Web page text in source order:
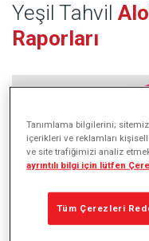
Yeşil Tahvil
Raporları
Tanımlama bilgilerini;
içerikleri ve reklamları
ve site trafiğimizi analiz
ayrıntılı bilgi için lütfen
Tüm Çerezleri